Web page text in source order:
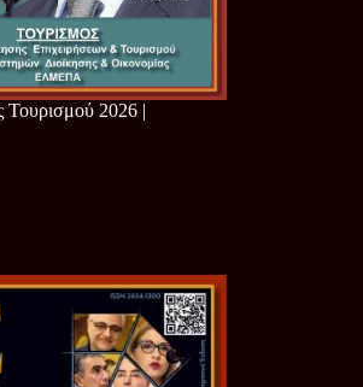
Τουρισμού 2026 |